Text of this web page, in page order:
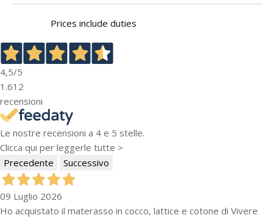
Prices include duties
4,5/5
1.612
recensioni
Le nostre recensioni a 4 e 5 stelle.
Clicca qui per leggerle tutte >
Precedente
Successivo
09 Luglio 2026
Ho acquistato il materasso in cocco, lattice e cotone di Vivere